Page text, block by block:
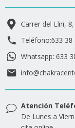
Carrer del Lliri,
Teléfono:633 38
Whatsapp: 633
Atención
De Lunes a